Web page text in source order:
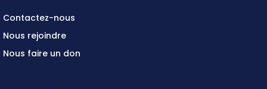
Contactez-nous
Nous rejoindre
Nous faire un don